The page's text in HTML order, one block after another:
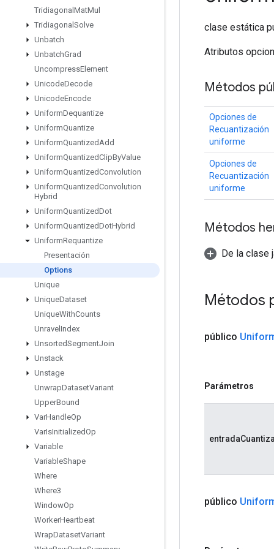
Tridiagonal MatMul
Tridiagonal Solve
Unbatch
UnbatchGrad
UncompressElement
UnicodeDecode
UnicodeEncode
UniformDequantize
UniformQuantize
UniformQuantizedAdd
UniformQuantizedClipByValue
UniformQuantizedConvolution
UniformQuantizedConvolution
Hybrid
UniformQuantizedDot
UniformQuantizedDotHybrid
UniformRequantize
Presentación
Options
Unique
UniqueDataset
UniqueWithCounts
Unravel Index
UnsortedSegmentJoin
Unstack
Unstage
UnwrapDatasetVariant
UpperBound
VarHandleOp
VarIsInitializedOp
Variable
VariableShape
Where
Where3
WindowOp
WorkerHeartbeat
WrapDatasetVariant
clase estática
Atributos
Métodos
Opciones de
Recuantización
uniforme
Opciones de
Recuantización
uniforme
Métodos
De la clase
Métodos
público
Parámetros
público